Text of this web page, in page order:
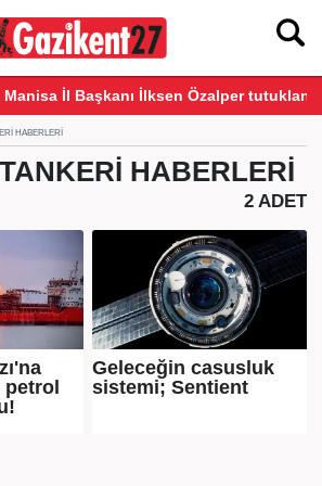
Adalet Komisyonu’nda kabul edildi!
HABERLERI
HABERLERI
2 ADET
petrol
Geleceğin casusluk
sistemi; Sentient